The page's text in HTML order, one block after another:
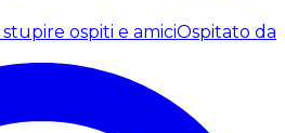
ospiti e amiciOspitato da